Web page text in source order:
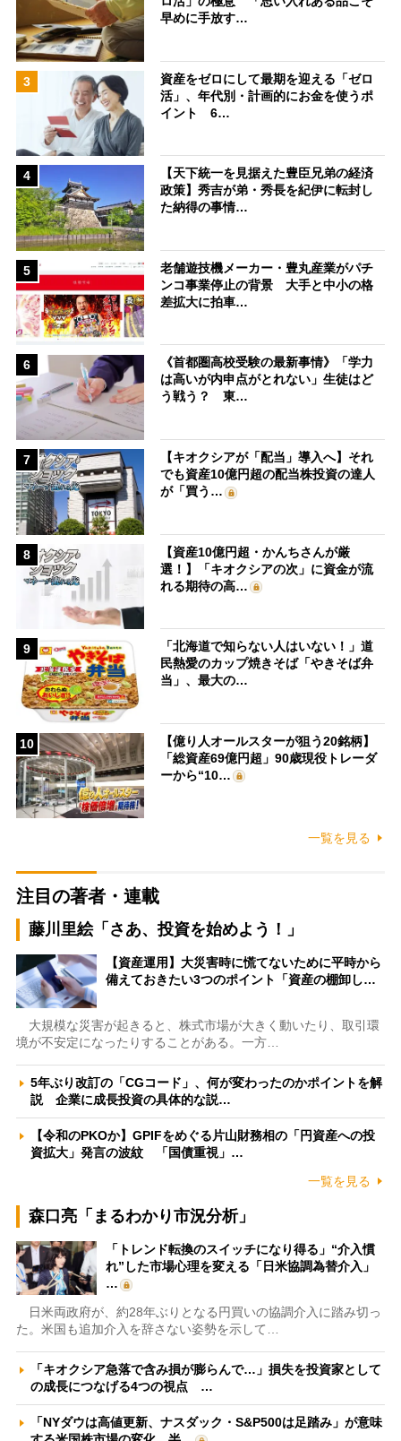
早めに手放す…
3
資産をゼロにして最期を迎える「ゼロ
活」、年代別・計画的にお金を使うポ
イント 6…
4
【天下統一を見据えた豊臣兄弟の経済
政策】秀吉が弟・秀長を紀伊に転封し
た納得の事情…
5
老舗遊技機メーカー・豊丸産業がパチ
ンコ事業停止の背景 大手と中小の格
差拡大に拍車…
6
《首都圏高校受験の最新事情》「学力
は高いが内申点がとれない」生徒はど
う戦う？ 東…
7
【キオクシアが「配当」導入へ】それ
でも資産10億円超の配当株投資の達人
が「買う…
8
【資産10億円超・かんちさんが厳
選！】「キオクシアの次」に資金が流
れる期待の高…
9
「北海道で知らない人はいない！」道
民熱愛のカップ焼きそば「やきそば弁
当」、最大の…
10
【億り人オールスターが狙う20銘柄】
「総資産69億円超」90歳現役トレーダ
ーから“10…
一覧を見る
注目の著者・連載
藤川里絵「さあ、投資を始めよう！」
【資産運用】大災害時に慌てないために平時から
備えておきたい3つのポイント「資産の棚卸し…
大規模な災害が起きると、株式市場が大きく動いたり、取引環
境が不安定になったりすることがある。一方…
5年ぶり改訂の「CGコード」、何が変わったのかポイントを解
説 企業に成長投資の具体的な説…
【令和のPKOか】GPIFをめぐる片山財務相の「円資産への投
資拡大」発言の波紋 「国債重視」…
一覧を見る
森口亮「まるわかり市況分析」
「トレンド転換のスイッチになり得る」“介入慣
れ”した市場心理を変える「日米協調為替介入」
…
日米両政府が、約28年ぶりとなる円買いの協調介入に踏み切っ
た。米国も追加介入を辞さない姿勢を示して…
「キオクシア急落で含み損が膨らんで…」損失を投資家として
の成長につなげる4つの視点 …
「NYダウは高値更新、ナスダック・S&P500は足踏み」が意味